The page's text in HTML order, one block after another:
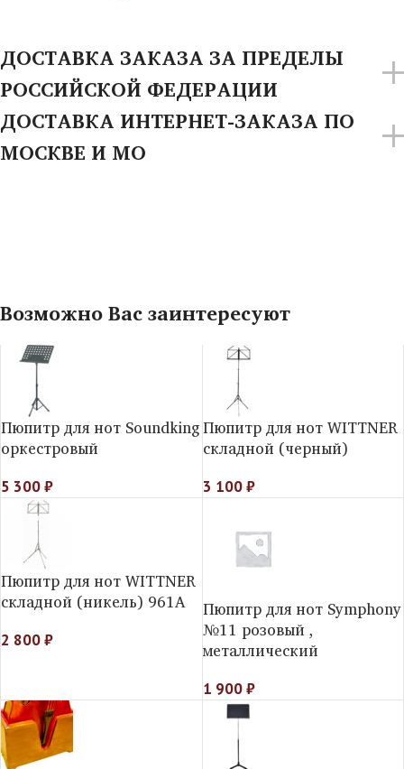
ДОСТАВКА ЗАКАЗА ЗА ПРЕДЕЛЫ
РОССИЙСКОЙ ФЕДЕРАЦИИ
ДОСТАВКА ИНТЕРНЕТ-ЗАКАЗА ПО
МОСКВЕ И МО
Возможно Вас заинтересуют
Пюпитр для нот Soundking
оркестровый
5 300₽
Пюпитр для нот WITTNER
складной (черный)
3 100₽
Пюпитр для нот WITTNER
складной (никель) 961A
2 800₽
Пюпитр для нот Symphony
№11 розовый ,
металлический
1 900₽